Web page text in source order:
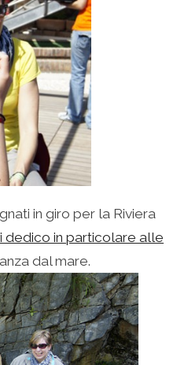
in giro per la Riviera
dedico in particolare alle
dal mare.